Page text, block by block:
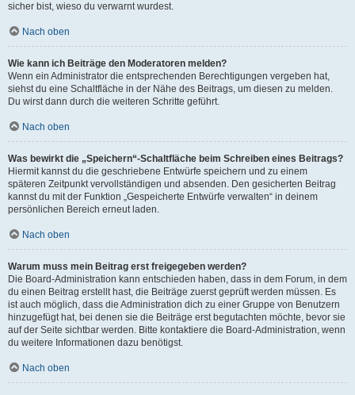
sicher bist, wieso du verwarnt wurdest.
Nach oben
Wie kann ich Beiträge den Moderatoren melden?
Wenn ein Administrator die entsprechenden Berechtigungen vergeben hat,
siehst du eine Schaltfläche in der Nähe des Beitrags, um diesen zu melden.
Du wirst dann durch die weiteren Schritte geführt.
Nach oben
Was bewirkt die „Speichern“-Schaltfläche beim Schreiben eines Beitrags?
Hiermit kannst du die geschriebene Entwürfe speichern und zu einem
späteren Zeitpunkt vervollständigen und absenden. Den gesicherten Beitrag
kannst du mit der Funktion „Gespeicherte Entwürfe verwalten“ in deinem
persönlichen Bereich erneut laden.
Nach oben
Warum muss mein Beitrag erst freigegeben werden?
Die Board-Administration kann entschieden haben, dass in dem Forum, in dem
du einen Beitrag erstellt hast, die Beiträge zuerst geprüft werden müssen. Es
ist auch möglich, dass die Administration dich zu einer Gruppe von Benutzern
hinzugefügt hat, bei denen sie die Beiträge erst begutachten möchte, bevor sie
auf der Seite sichtbar werden. Bitte kontaktiere die Board-Administration, wenn
du weitere Informationen dazu benötigst.
Nach oben